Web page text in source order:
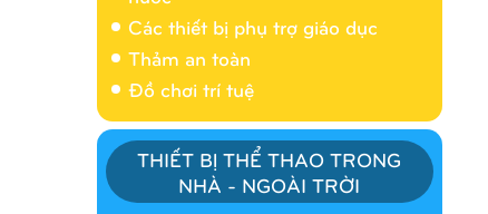
Các thiết bị phụ trợ giáo dục
Thảm an toàn
Đồ chơi trí tuệ
THIẾT BỊ THỂ THAO TRONG
NHÀ - NGOÀI TRỜI
Nhà banh 9H5404